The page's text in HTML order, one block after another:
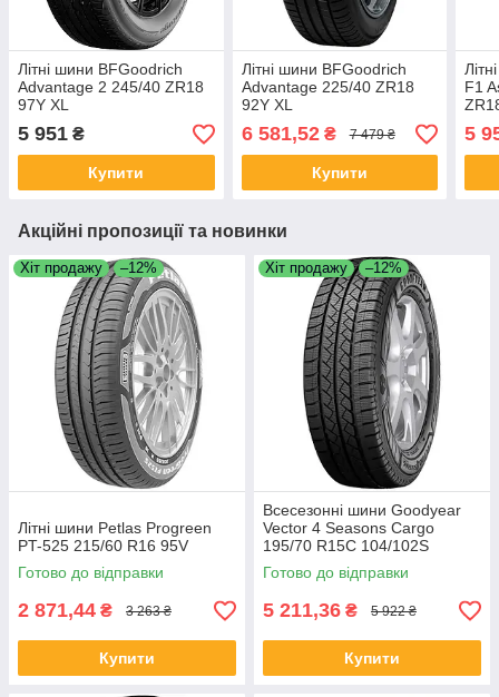
Літні шини BFGoodrich
Advantage 2 245/40 ZR18
97Y XL
5 951 ₴
Купити
Літні шини BFGoodrich
Advantage 225/40 ZR18
92Y XL
6 581,52₴ 7 479 ₴
Купити
F1
5
Акційні пропозиції та новинки
Хіт продажу –12%
Літні шини Petlas Progreen
PT-525 215/60 R16 95V
Готово до відправки
2 871,44 ₴ 3 263 ₴
Купити
Хіт продажу –12%
Всесезонні шини Goodyear
Vector 4 Seasons Cargo
195/70 R15C 104/102S
Готово до відправки
5 211,36 ₴ 5 922 ₴
Купити